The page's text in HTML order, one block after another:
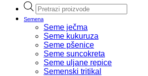
Products
search
Semena
Seme ječma
Seme kukuruza
Seme pšenice
Seme suncokreta
Seme uljane repice
Semenski tritikal